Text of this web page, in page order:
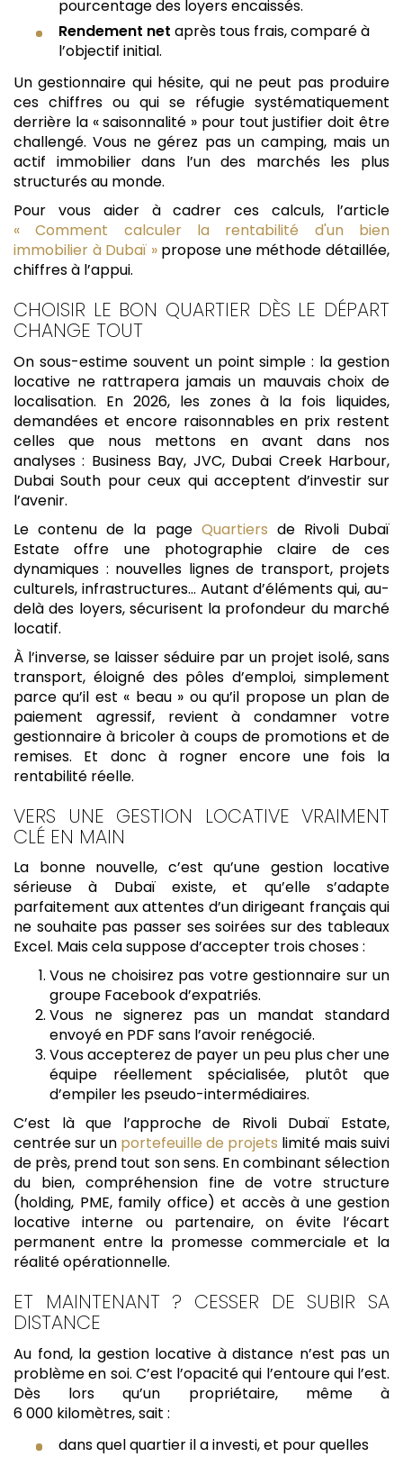
pourcentage des loyers encaissés.
Rendement net après tous frais, comparé à
l’objectif initial.
Un gestionnaire qui hésite, qui ne peut pas produire
ces chiffres ou qui se réfugie systématiquement
derrière la « saisonnalité » pour tout justifier doit être
challengé. Vous ne gérez pas un camping, mais un
actif immobilier dans l’un des marchés les plus
structurés au monde.
Pour vous aider à cadrer ces calculs, l’article
« Comment calculer la rentabilité d'un bien
immobilier à Dubaï »propose une méthode détaillée,
chiffres à l’appui.
CHOISIR LE BON QUARTIER DÈS LE DÉPART
CHANGE TOUT
On sous-estime souvent un point simple : la gestion
locative ne rattrapera jamais un mauvais choix de
localisation. En 2026, les zones à la fois liquides,
demandées et encore raisonnables en prix restent
celles que nous mettons en avant dans nos
analyses : Business Bay, JVC, Dubai Creek Harbour,
Dubai South pour ceux qui acceptent d’investir sur
l’avenir.
Le contenu de la page Quartiers de Rivoli Dubaï
Estate offre une photographie claire de ces
dynamiques : nouvelles lignes de transport, projets
culturels, infrastructures… Autant d’éléments qui, au-
delà des loyers, sécurisent la profondeur du marché
locatif.
À l’inverse, se laisser séduire par un projet isolé, sans
transport, éloigné des pôles d’emploi, simplement
parce qu’il est « beau » ou qu’il propose un plan de
paiement agressif, revient à condamner votre
gestionnaire à bricoler à coups de promotions et de
remises. Et donc à rogner encore une fois la
rentabilité réelle.
VERS UNE GESTION LOCATIVE VRAIMENT
CLÉ EN MAIN
La bonne nouvelle, c’est qu’une gestion locative
sérieuse à Dubaï existe, et qu’elle s’adapte
parfaitement aux attentes d’un dirigeant français qui
ne souhaite pas passer ses soirées sur des tableaux
Excel. Mais cela suppose d’accepter trois choses :
Vous ne choisirez pas votre gestionnaire sur un
groupe Facebook d’expatriés.
Vous ne signerez pas un mandat standard
envoyé en PDF sans l’avoir renégocié.
Vous accepterez de payer un peu plus cher une
équipe réellement spécialisée, plutôt que
d’empiler les pseudo-intermédiaires.
C’est là que l’approche de Rivoli Dubaï Estate,
centrée sur un portefeuille de projets limité mais suivi
de près, prend tout son sens. En combinant sélection
du bien, compréhension fine de votre structure
(holding, PME, family office) et accès à une gestion
locative interne ou partenaire, on évite l’écart
permanent entre la promesse commerciale et la
réalité opérationnelle.
ET MAINTENANT ? CESSER DE SUBIR SA
DISTANCE
Au fond, la gestion locative à distance n’est pas un
problème en soi. C’est l’opacité qui l’entoure qui l’est.
Dès lors qu’un propriétaire, même à
6 000 kilomètres, sait :
dans quel quartier il a investi, et pour quelles